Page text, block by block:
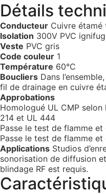
Détails
Conducteur Cuivre étamé
Isolation 300V PVC
Veste PVC gris
Code couleur 1
Température 60°C
Boucliers Dans
fil de drainage en cuivre
Approbations
Homologué UL CMP
214 et UL 444
Passe le test de flamme et
Passe le test de flamme et
Applications Studios
sonorisation de diffusion
blindage RF est requis.